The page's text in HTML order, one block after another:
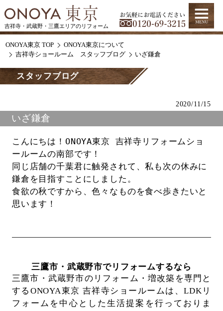
吉祥寺・武蔵野・三鷹エリアのリフォーム
ONOYA東京 TOP
ONOYA東京について
吉祥寺ショールーム スタッフブログ
いざ鎌倉
スタッフブログ
2020/11/15
いざ鎌倉
こんにちは！ONOYA東京 吉祥寺リフォームショ
ールームの南部です！
同じ店舗の千葉君に触発されて、私も次の休みに
鎌倉を目指すことにしました。
食欲の秋ですから、色々なものを食べ歩きたいと
三鷹市・武蔵野市でリフォームするなら
三鷹市・武蔵野市のリフォーム・増改築を専門と
するONOYA東京 吉祥寺ショールームは、LDKリ
フォームを中心とした生活提案を行っておりま